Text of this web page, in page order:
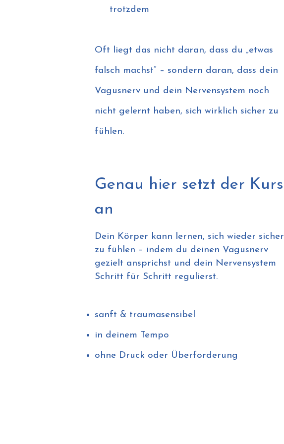
trotzdem
Oft liegt das nicht daran, dass du „etwas
falsch machst“ – sondern daran, dass dein
Vagusnerv und dein Nervensystem noch
nicht gelernt haben, sich wirklich sicher zu
fühlen.
Genau hier setzt der Kurs
an
Dein Körper kann lernen, sich wieder sicher
zu fühlen – indem du deinen Vagusnerv
gezielt ansprichst und dein Nervensystem
Schritt für Schritt regulierst.
sanft & traumasensibel
in deinem Tempo
ohne Druck oder Überforderung